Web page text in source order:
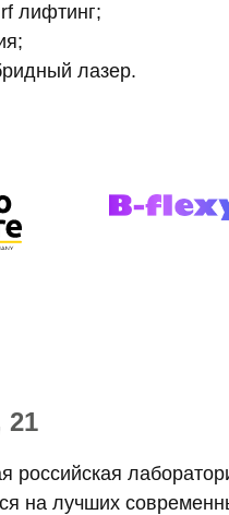
лифтинг;
лазер.
21
российская
на лучших